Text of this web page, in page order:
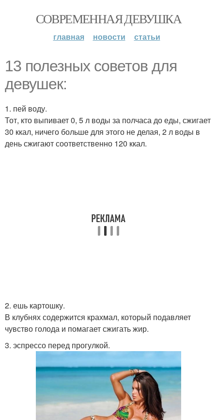
СОВРЕМЕННАЯ ДЕВУШКА
главная новости статьи
13 полезных советов для
девушек:
1. пей воду.
Тот, кто выпивает 0, 5 л воды за полчаса до еды, сжигает
30 ккал, ничего больше для этого не делая, 2 л воды в
день сжигают соответственно 120 ккал.
2. ешь картошку.
В клубнях содержится крахмал, который подавляет
чувство голода и помагает сжигать жир.
3. эспрессо перед прогулкой.